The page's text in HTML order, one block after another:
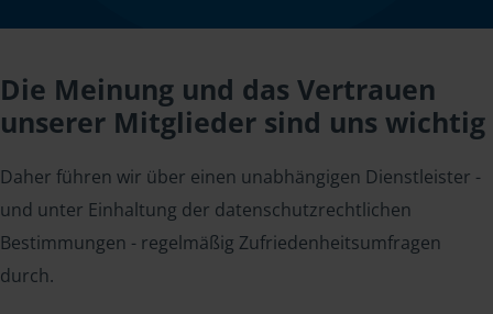
Die Meinung und das Vertrauen
unserer Mitglieder sind uns wichtig
Daher führen wir über einen unabhängigen Dienstleister -
und unter Einhaltung der datenschutzrechtlichen
Bestimmungen - regelmäßig Zufriedenheitsumfragen
durch.